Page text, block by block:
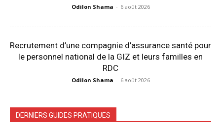
Odilon Shama - 6 août 2026
Recrutement d’une compagnie d’assurance santé pour
le personnel national de la GIZ et leurs familles en
RDC
Odilon Shama - 6 août 2026
DERNIERS GUIDES PRATIQUES